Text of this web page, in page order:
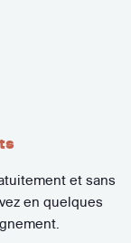
et sans
en quelques